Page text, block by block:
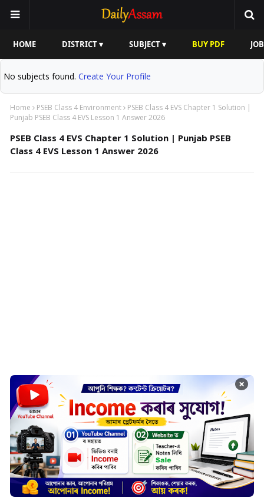
HOME DISTRICT ▾ SUBJECT ▾ BUY PDF
No subjects found. Create Your Profile
Home PSEB Class 4 Environment
PSEB Class 4 EVS Chapter 1 Solution |
Punjab PSEB Class 4 EVS Lesson 1 Answer 2026
PSEB Class 4 EVS Chapter 1 Solution | Punjab PSEB
Class 4 EVS Lesson 1 Answer 2026
×